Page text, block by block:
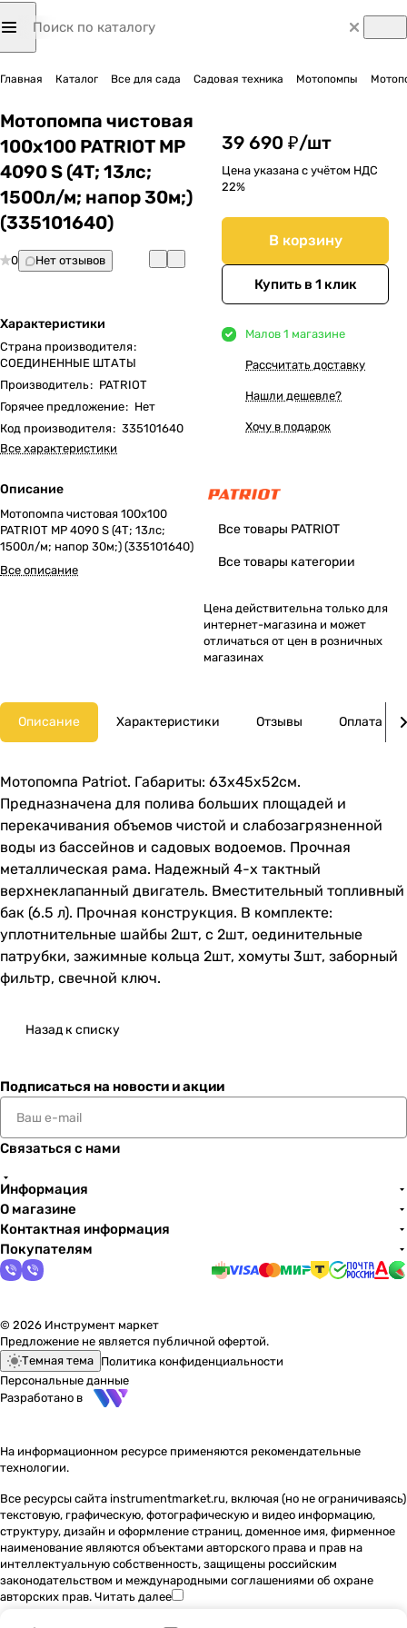
Главная Каталог Все для сада Садовая техника Мотопомпы
Мотопомпа чистовая
100х100 PATRIOT MP
4090 S (4Т; 13лс;
1500л/м; напор 30м;)
(335101640)
0 Нет отзывов
Характеристики
Страна производителя:
СОЕДИНЕННЫЕ ШТАТЫ
Производитель: PATRIOT
Горячее предложение: Нет
Код производителя: 335101640
Все характеристики
Описание
Мотопомпа чистовая 100х100
PATRIOT MP 4090 S (4Т; 13лс;
1500л/м; напор 30м;) (335101640)
Все описание
39 690 ₽/шт
Цена указана с учётом НДС
22%
В корзину
Купить в 1 клик
Малов 1 магазине
Рассчитать доставку
Нашли дешевле?
Хочу в подарок
Все товары PATRIOT
Все товары категории
Цена действительна только для
интернет-магазина и может
отличаться от цен в розничных
магазинах
Описание Характеристики Отзывы Оплата
Мотопомпа Patriot. Габариты: 63х45х52см.
Предназначена для полива больших площадей и
перекачивания объемов чистой и слабозагрязненной
воды из бассейнов и садовых водоемов. Прочная
металлическая рама. Надежный 4-х тактный
верхнеклапанный двигатель. Вместительный топливный
бак (6.5 л). Прочная конструкция. В комплекте:
уплотнительные шайбы 2шт, с 2шт, оединительные
патрубки, зажимные кольца 2шт, хомуты 3шт, заборный
фильтр, свечной ключ.
Назад к списку
Подписаться на новости и акции
Связаться с нами
Информация
О магазине
Контактная информация
Покупателям
© 2026 Инструмент маркет
Предложение не является публичной офертой.
Темная тема Политика конфиденциальности
Персональные данные
Разработано в
На информационном ресурсе применяются рекомендательные
технологии.
Все ресурсы сайта instrumentmarket.ru, включая (но не ограничиваясь)
текстовую, графическую, фотографическую и видео информацию,
структуру, дизайн и оформление страниц, доменное имя, фирменное
наименование являются объектами авторского права и прав на
интеллектуальную собственность, защищены российским
законодательством и международными соглашениями об охране
авторских прав. Читать далее